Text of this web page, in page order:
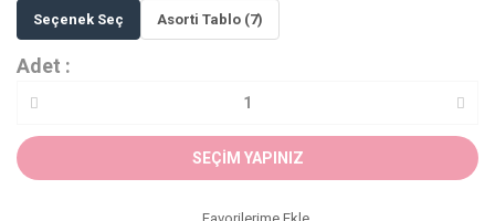
Seçenek Seç Asorti Tablo (7)
Adet :
SEÇİM YAPINIZ